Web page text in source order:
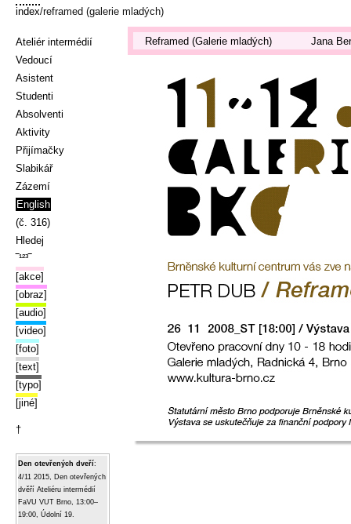
index/reframed (galerie mladých)
Ateliér intermédií
Vedoucí
Asistent
Studenti
Absolventi
Aktivity
Přijímačky
Slabikář
Zázemí
English
(č. 316)
Hledej
‾¹²³‾
[akce]
[obraz]
[audio]
[video]
[foto]
[text]
[typo]
[jiné]
†
Den otevřených dveří:
4/11 2015, Den otevřených
dvěří Ateliéru intermédií
FaVU VUT Brno, 13:00–
19:00, Údolní 19.
Reframed (Galerie mladých) Jana